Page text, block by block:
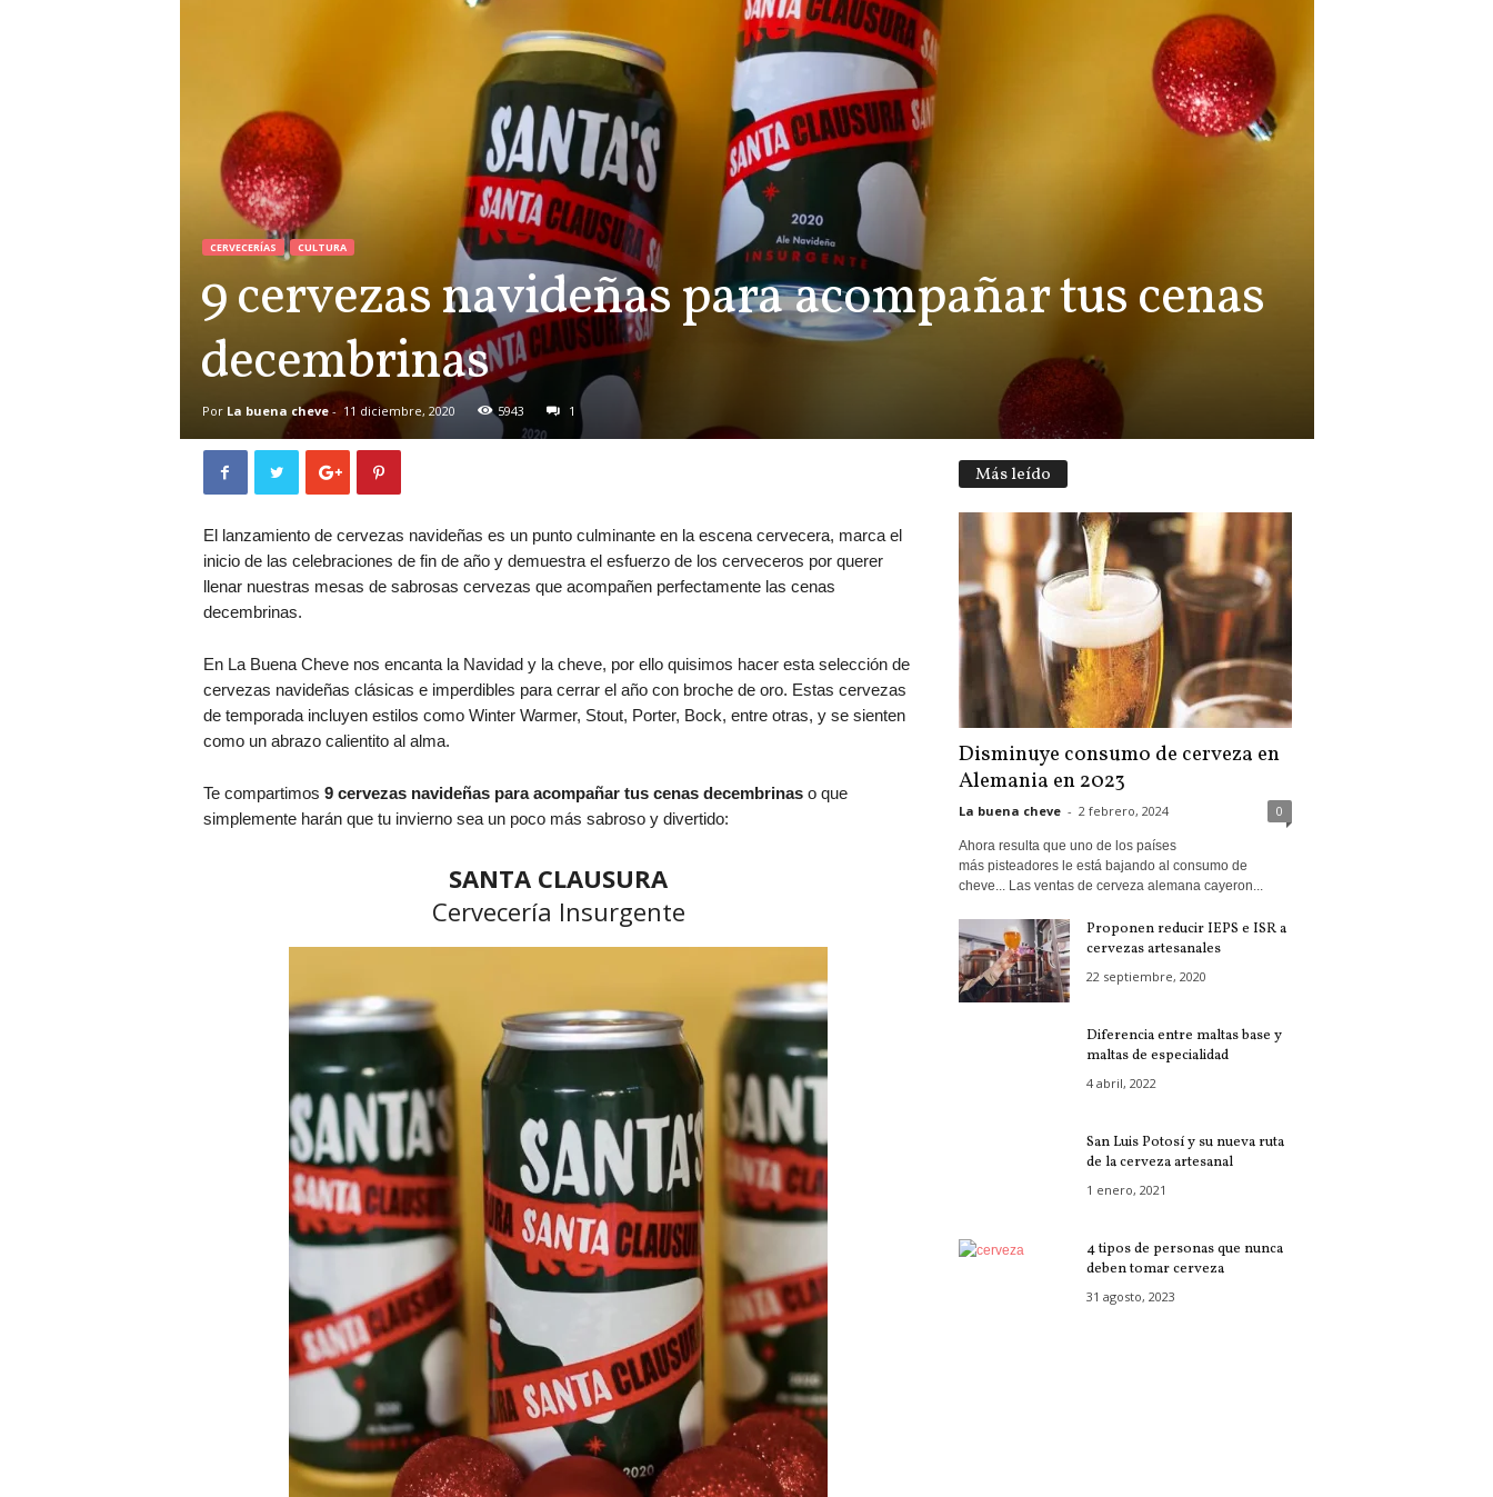
CERVECERÍAS CULTURA
9 cervezas navideñas para acompañar tus cenas
decembrinas
Por La buena cheve- 11 diciembre, 2020 5943 1
El lanzamiento de cervezas navideñas es un punto culminante en la escena cervecera, marca el
inicio de las celebraciones de fin de año y demuestra el esfuerzo de los cerveceros por querer
llenar nuestras mesas de sabrosas cervezas que acompañen perfectamente las cenas
decembrinas.
En La Buena Cheve nos encanta la Navidad y la cheve, por ello quisimos hacer esta selección de
cervezas navideñas clásicas e imperdibles para cerrar el año con broche de oro. Estas cervezas
de temporada incluyen estilos como Winter Warmer, Stout, Porter, Bock, entre otras, y se sienten
como un abrazo calientito al alma.
Te compartimos 9 cervezas navideñas para acompañar tus cenas decembrinaso que
simplemente harán que tu invierno sea un poco más sabroso y divertido:
SANTA CLAUSURA
Cervecería Insurgente
Más leído
Disminuye consumo de cerveza en
Alemania en 2023
La buena cheve - 2 febrero, 2024 0
Ahora resulta que uno de los países
más pisteadores le está bajando al consumo de
cheve... Las ventas de cerveza alemana cayeron...
Proponen reducir IEPS e ISR a
cervezas artesanales
22 septiembre, 2020
Diferencia entre maltas base y
maltas de especialidad
4 abril, 2022
San Luis Potosí y su nueva ruta
de la cerveza artesanal
1 enero, 2021
4 tipos de personas que nunca
deben tomar cerveza
31 agosto, 2023